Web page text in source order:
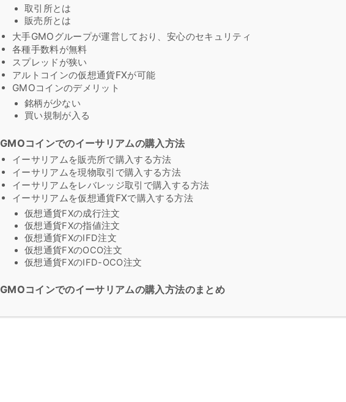
取引所とは
販売所とは
大手GMOグループが運営しており、安心のセキュリティ
各種手数料が無料
スプレッドが狭い
アルトコインの仮想通貨FXが可能
GMOコインのデメリット
銘柄が少ない
買い規制が入る
GMOコインでのイーサリアムの購入方法
イーサリアムを販売所で購入する方法
イーサリアムを現物取引で購入する方法
イーサリアムをレバレッジ取引で購入する方法
イーサリアムを仮想通貨FXで購入する方法
仮想通貨FXの成行注文
仮想通貨FXの指値注文
仮想通貨FXのIFD注文
仮想通貨FXのOCO注文
仮想通貨FXのIFD-OCO注文
GMOコインでのイーサリアムの購入方法のまとめ